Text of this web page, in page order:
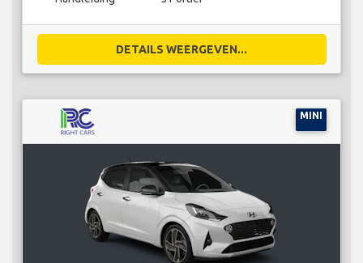
DETAILS WEERGEVEN...
MINI